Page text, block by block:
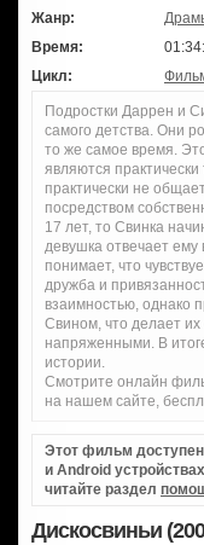
Жанр:
Время:
Цикл:
Подростки Даррен и
самого детства. Они
то же самое время.
являются
практически не
посредством
17 лет, то Свинка
девушка отвечает
понимает, что
дружба и
взаимностью, однако
Свином, что делает
напряженными. В
истории.
Смотрите онлайн
на нашем сайте,
Этот фильм
и Android
читайте раздел
Дискосвиньи